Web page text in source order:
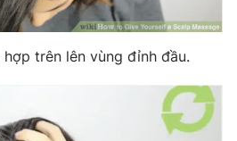
trên lên vùng đỉnh đầu.